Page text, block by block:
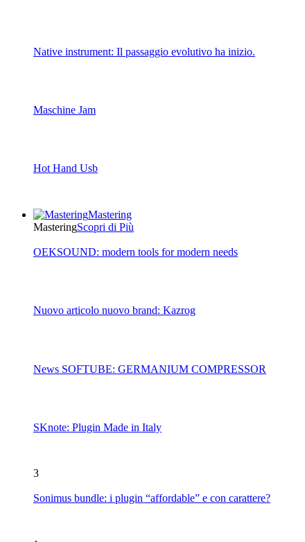
Native instrument: Il passaggio evolutivo ha inizio.
Maschine Jam
Hot Hand Usb
Mastering
MasteringScopri di Più
OEKSOUND: modern tools for modern needs
Nuovo articolo nuovo brand: Kazrog
News SOFTUBE: GERMANIUM COMPRESSOR
SKnote: Plugin Made in Italy
3
Sonimus bundle: i plugin “affordable” e con carattere?